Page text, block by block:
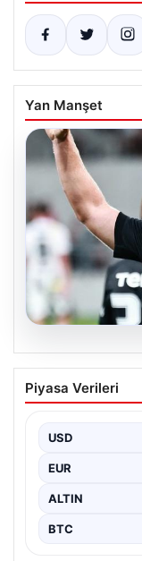
Yan Manşet
06.08.2026
(Özet)
Özeti ve
Piyasa Verileri
USD
EUR
ALTIN
BTC